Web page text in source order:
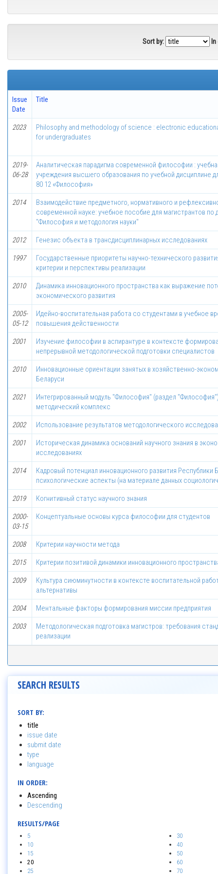
Sort by: In
Issue
Date
Title
2023
Philosophy and methodology of science : electronic
for undergraduates
2019-
06-28
Аналитическая парадигма современной философии :
учреждения высшего образования по учебной дисциплине
80 12 «Философия»
2014
Взаимодействие предметного, нормативного и
современной науке: учебное пособие для магистрантов по
"Философия и методология науки"
2012 Генезис объекта в трансдисциплинарных исследованиях
1997
Государственные приоритеты научно-технического
критерии и перспективы реализации
2010
Динамика инновационного пространства как выражение
экономического развития
2005-
05-12
Идейно-воспитательная работа со студентами в учебное
повышения действенности
2001
Изучение философии в аспирантуре в контексте
непрерывной методологической подготовки специалистов
2010
Инновационные ориентации занятых в хозяйственно-
Беларуси
2021
Интегрированный модуль "Философия" (раздел
методический комплекс
2002 Использование результатов методологического
2001
Историческая динамика оснований научного знания в
исследованиях
2014
Кадровый потенциал инновационного развития Республики
психологические аспекты (на материале данных
2019 Когнитивный статус научного знания
2000-
03-15
Концептуальные основы курса философии для студентов
2008 Критерии научности метода
2015 Критерии позитивой динамики инновационного
2009
Культура сиюминутности в контексте воспитательной
альтернативы
2004 Ментальные факторы формирования миссии предприятия
2003
Методологическая подготовка магистров: требования
реализации
SEARCH RESULTS
SORT BY:
title
issue date
submit date
type
language
IN ORDER:
Ascending
Descending
RESULTS/PAGE
5
10
15
20
25
30
40
50
60
70